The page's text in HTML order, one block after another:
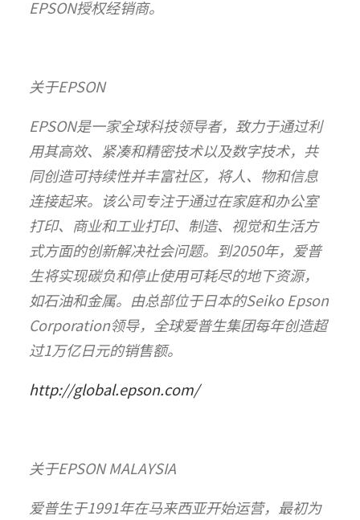
EPSON授权经销商。
关于EPSON
EPSON是一家全球科技领导者，致力于通过利
用其高效、紧凑和精密技术以及数字技术，共
同创造可持续性并丰富社区，将人、物和信息
连接起来。该公司专注于通过在家庭和办公室
打印、商业和工业打印、制造、视觉和生活方
式方面的创新解决社会问题。到2050年，爱普
生将实现碳负和停止使用可耗尽的地下资源，
如石油和金属。由总部位于日本的Seiko Epson
Corporation领导，全球爱普生集团每年创造超
过1万亿日元的销售额。
http://global.epson.com/
关于EPSON MALAYSIA
爱普生于1991年在马来西亚开始运营，最初为